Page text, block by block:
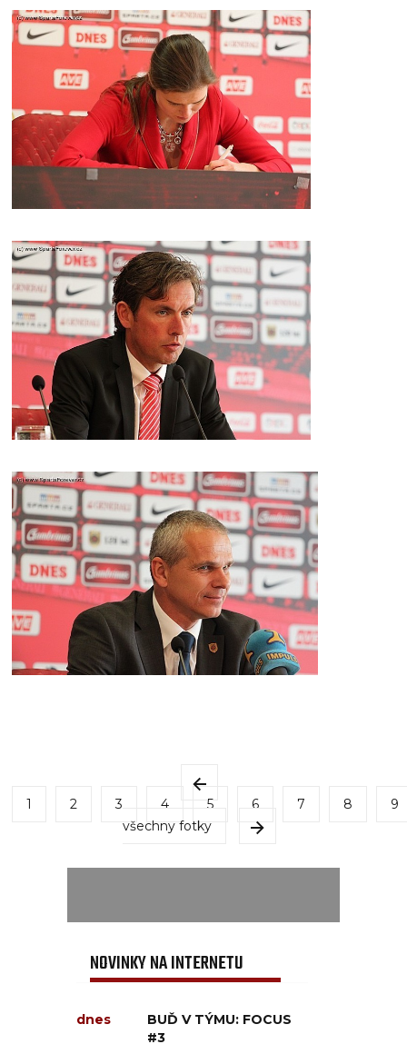
1 2 3 4 5 6 7 8
9
všechny fotky
NOVINKY NA INTERNETU
dnes
BUĎ V TÝMU: FOCUS
#3